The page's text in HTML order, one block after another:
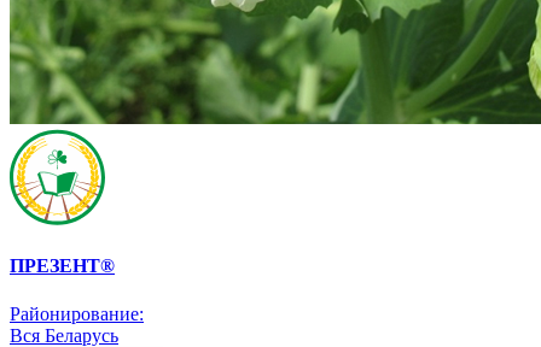
ПРЕЗЕНТ®
Районирование:
Вся Беларусь